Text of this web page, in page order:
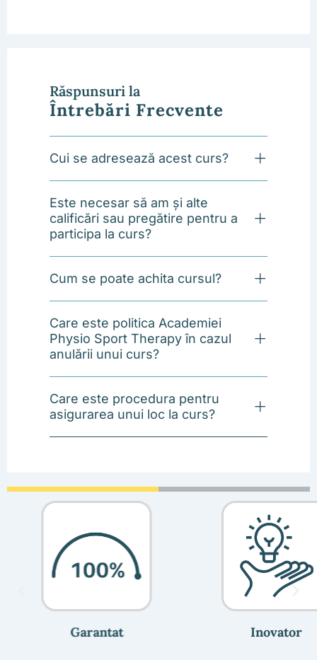
Răspunsuri la
Întrebări Frecvente
Cui se adresează acest curs?
Este necesar să am și alte
calificări sau pregătire pentru a
participa la curs?
Cum se poate achita cursul?
Care este politica Academiei
Physio Sport Therapy în cazul
anulării unui curs?
Care este procedura pentru
asigurarea unui loc la curs?
Garantat Inovator